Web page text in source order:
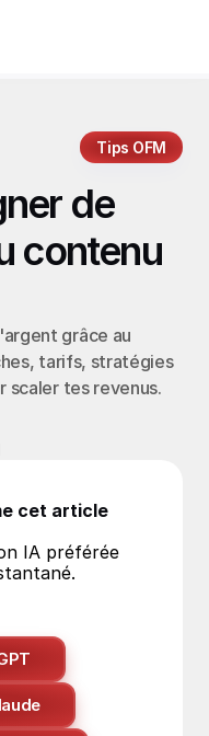
Tips OFM
de
contenu
grâce au
tarifs, stratégies
scaler tes revenus.
cet article
IA préférée